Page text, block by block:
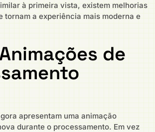
à primeira vista, existem melhorias
tornam a experiência mais moderna e
de
apresentam uma animação
durante o processamento. Em vez